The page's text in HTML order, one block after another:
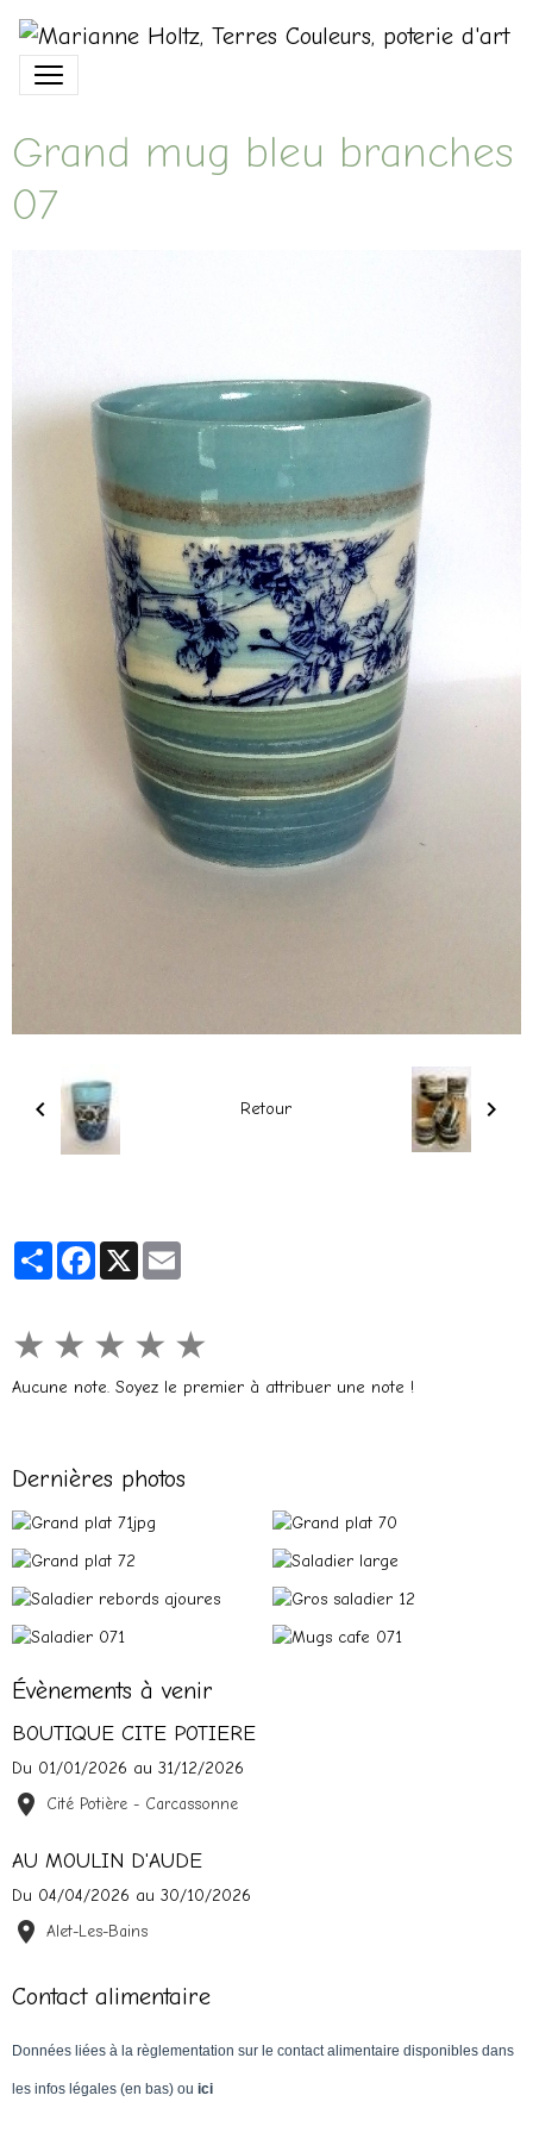
Grand mug bleu branches
07
Retour
PartagerFacebook
X
★ ★ ★ ★ ★
Aucune note. Soyez le premier à attribuer une note !
Dernières photos
Évènements à venir
BOUTIQUE CITE POTIERE
Du 01/01/2026 au 31/12/2026
Cité Potière - Carcassonne
AU MOULIN D'AUDE
Du 04/04/2026 au 30/10/2026
Alet-Les-Bains
Contact alimentaire
Données liées à la règlementation sur le contact alimentaire disponibles dans
les infos légales (en bas) ou ici